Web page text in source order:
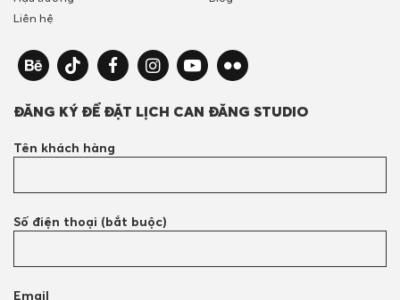
Liên hệ
ĐĂNG KÝ ĐỂ ĐẶT LỊCH CAN ĐĂNG STUDIO
Tên khách hàng
Số điện thoại (bắt buộc)
Email